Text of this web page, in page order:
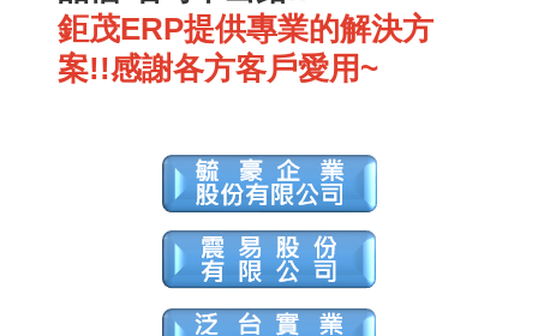
鉅茂ERP提供專業的解決方
案!!感謝各方客戶愛用~